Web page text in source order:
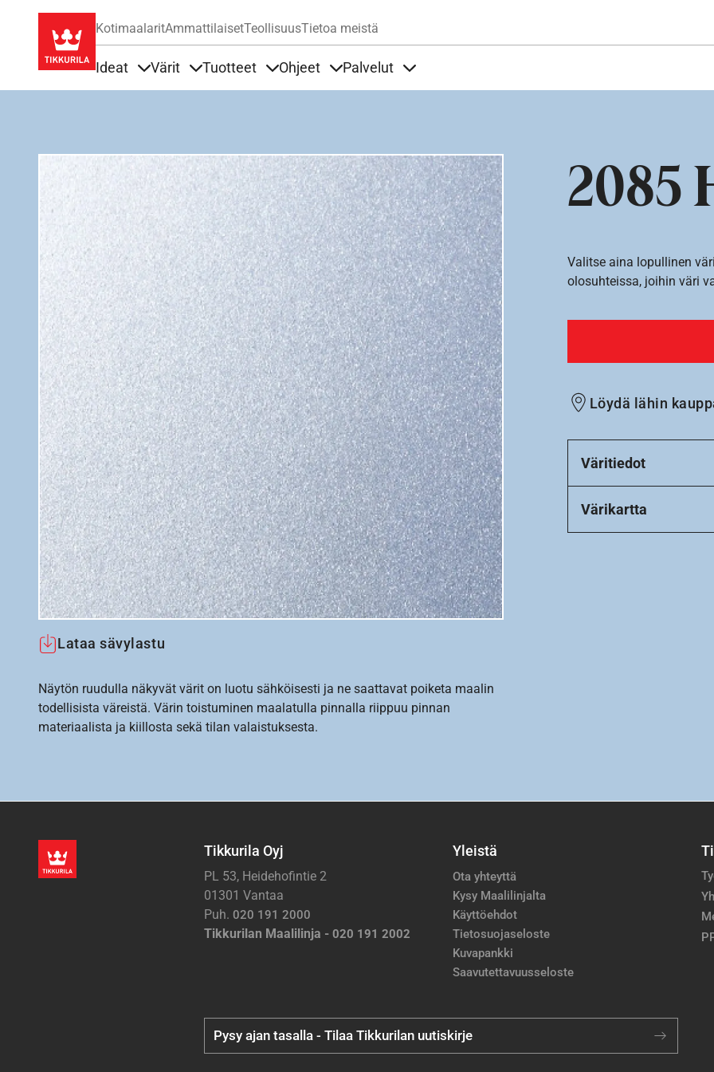
KotimaalaritAmmattilaisetTeollisuusTietoa meistä
Ideat Värit Tuotteet Ohjeet Palvelut
2085
Lataa sävylastu
Näytön ruudulla näkyvät värit on luotu sähköisesti ja ne saattavat poiketa maalin
todellisista väreistä. Värin toistuminen maalatulla pinnalla riippuu pinnan
materiaalista ja kiillosta sekä tilan valaistuksesta.
Valitse aina lopullinen
olosuhteissa, joihin väri
Löydä lähin
Väritiedot
Värikartta
Tikkurila Oyj
PL 53, Heidehofintie 2
01301 Vantaa
Puh. 020 191 2000
Tikkurilan Maalilinja - 020 191 2002
Yleistä
Ota yhteyttä
Kysy Maalilinjalta
Käyttöehdot
Tietosuojaseloste
Kuvapankki
Saavutettavuusseloste
Pysy ajan tasalla - Tilaa Tikkurilan uutiskirje